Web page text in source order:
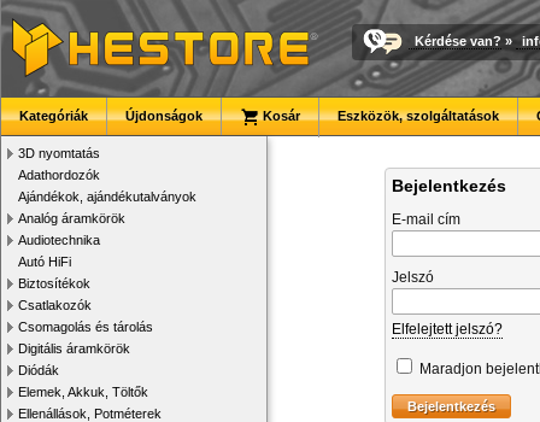
Kérdése van? »
Kategóriák Újdonságok Kosár Eszközök, szolgáltatások
3D nyomtatás
Adathordozók
Ajándékok, ajándékutalványok
Analóg áramkörök
Audiotechnika
Autó HiFi
Biztosítékok
Csatlakozók
Csomagolás és tárolás
Digitális áramkörök
Diódák
Elemek, Akkuk, Töltők
Ellenállások, Potméterek
Bejelentkezés
E-mail cím
Jelszó
Elfelejtett jelszó?
Maradjon